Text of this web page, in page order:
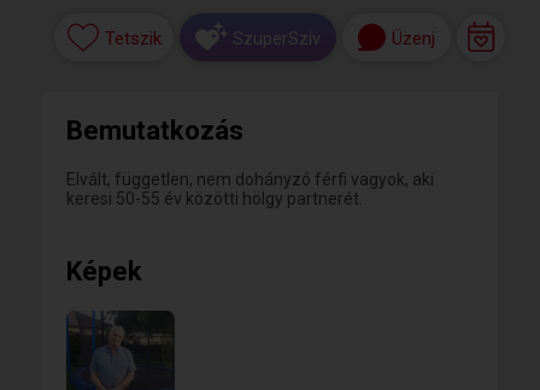
Tetszik SzuperSzív Üzenj
Bemutatkozás
Elvált, független, nem dohányzó férfi vagyok, aki
keresi 50-55 év közötti hölgy partnerét.
Képek